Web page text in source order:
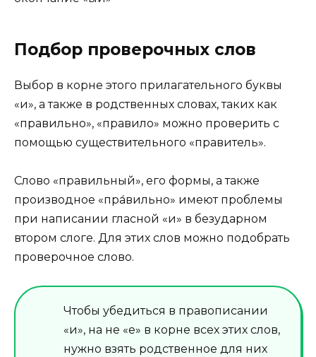
Подбор проверочных слов
Выбор в корне этого прилагательного буквы
«и», а также в родственных словах, таких как
«правильно», «правило» можно проверить с
помощью существительного «правитель».
Слово «правильный», его формы, а также
производное «пра́вильно» имеют проблемы
при написании гласной «и» в безударном
втором слоге. Для этих слов можно подобрать
проверочное слово.
Чтобы убедиться в правописании
«и», на не «е» в корне всех этих слов,
нужно взять родственное для них